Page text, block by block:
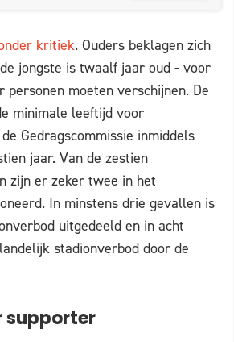
kritiek. Ouders beklagen zich
jongste is twaalf jaar oud - voor
personen moeten verschijnen. De
minimale leeftijd voor
Gedragscommissie inmiddels
jaar. Van de zestien
zijn er zeker twee in het
In minstens drie gevallen is
uitgedeeld en in acht
stadionverbod door de
supporter